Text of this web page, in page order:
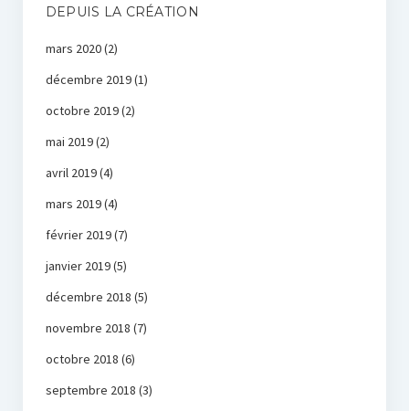
DEPUIS LA CRÉATION
mars 2020(2)
décembre 2019(1)
octobre 2019(2)
mai 2019(2)
avril 2019(4)
mars 2019(4)
février 2019(7)
janvier 2019(5)
décembre 2018 (5)
novembre 2018 (7)
octobre 2018 (6)
septembre 2018 (3)